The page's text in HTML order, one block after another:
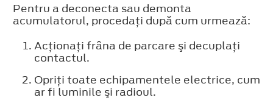
Pentru a deconecta sau demonta
acumulatorul, procedaţi după cum urmează:
Acţionaţi frâna de parcare şi decuplaţi
contactul.
Opriţi toate echipamentele electrice, cum
ar fi luminile şi radioul.